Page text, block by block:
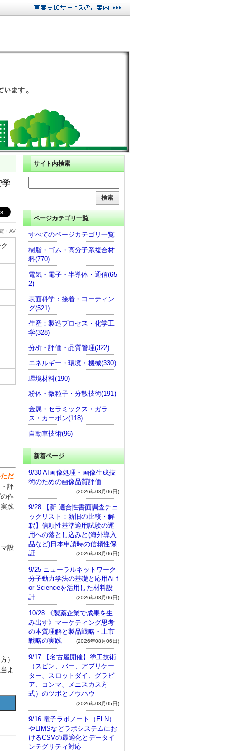
学
・AV
だ
評
作
践
設
）
よ
サイト内検索
ページカテゴリ一覧
すべてのページカテゴリ一覧
樹脂・ゴム・高分子系複合材
料(770)
電気・電子・半導体・通信(65
2)
表面科学：接着・コーティン
グ(521)
生産：製造プロセス・化学工
学(328)
分析・評価・品質管理(322)
エネルギー・環境・機械(330)
環境材料(190)
粉体・微粒子・分散技術(191)
金属・セラミックス・ガラ
ス・カーボン(118)
自動車技術(96)
新着ページ
9/30 AI画像処理・画像生成技
術のための画像品質評価
(2026年08月06日)
9/28 【新 適合性書面調査チェ
ックリスト：新旧の比較・解
釈】信頼性基準適用試験の運
用への落とし込みと(海外導入
品など)日本申請時の信頼性保
証
(2026年08月06日)
9/25 ニューラルネットワーク
分子動力学法の基礎と応用Ai f
or Scienceを活用した材料設
計
(2026年08月06日)
10/28 《製薬企業で成果を生
み出す》マーケティング思考
の本質理解と製品戦略・上市
戦略の実践
(2026年08月06日)
9/17 【名古屋開催】塗工技術
（スピン、バー、アプリケー
ター、スロットダイ、グラビ
ア、コンマ、メニスカス方
式）のツボとノウハウ
(2026年08月05日)
9/16 電子ラボノート（ELN）
やLIMSなどラボシステムにお
けるCSVの最適化とデータイ
ンテグリティ対応